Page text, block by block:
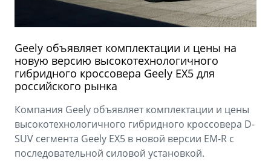
Geely объявляет комплектации и цены на
новую версию высокотехнологичного
гибридного кроссовера Geely EX5 для
российского рынка
Компания Geely объявляет комплектации и цены
высокотехнологичного гибридного кроссовера D-
SUV сегмента Geely EX5 в новой версии EM-R с
последовательной силовой установкой.